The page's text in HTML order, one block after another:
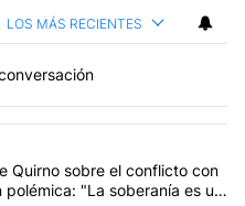
LOS MÁS RECIENTES
más comentarios en los
"Las inconsistencias de
Quirno sobre el conflicto con
polémica: "La soberanía es un